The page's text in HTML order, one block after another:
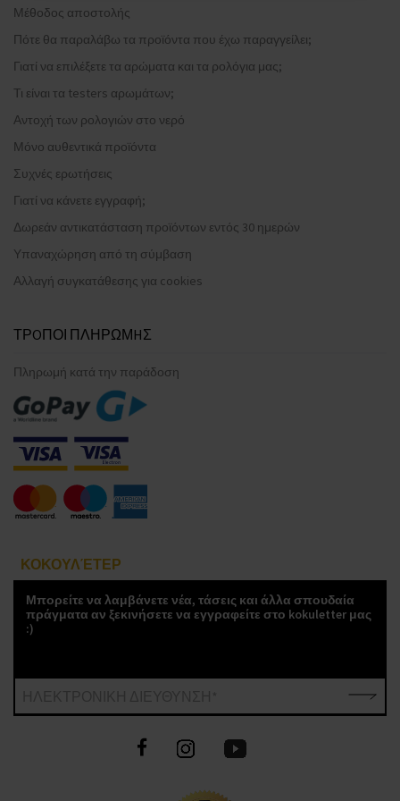
Μέθοδος αποστολής
Πότε θα παραλάβω τα προϊόντα που έχω παραγγείλει;
Γιατί να επιλέξετε τα αρώματα και τα ρολόγια μας;
Τι είναι τα testers αρωμάτων;
Αντοχή των ρολογιών στο νερό
Μόνο αυθεντικά προϊόντα
Συχνές ερωτήσεις
Γιατί να κάνετε εγγραφή;
Δωρεάν αντικατάσταση προϊόντων εντός 30 ημερών
Υπαναχώρηση από τη σύμβαση
Αλλαγή συγκατάθεσης για cookies
ΤΡOΠΟΙ ΠΛΗΡΩΜHΣ
Πληρωμή κατά την παράδοση
ΚΟΚΟΥΛΈΤΕΡ
Μπορείτε να λαμβάνετε νέα, τάσεις και άλλα σπουδαία
πράγματα αν ξεκινήσετε να εγγραφείτε στο kokuletter μας
:)